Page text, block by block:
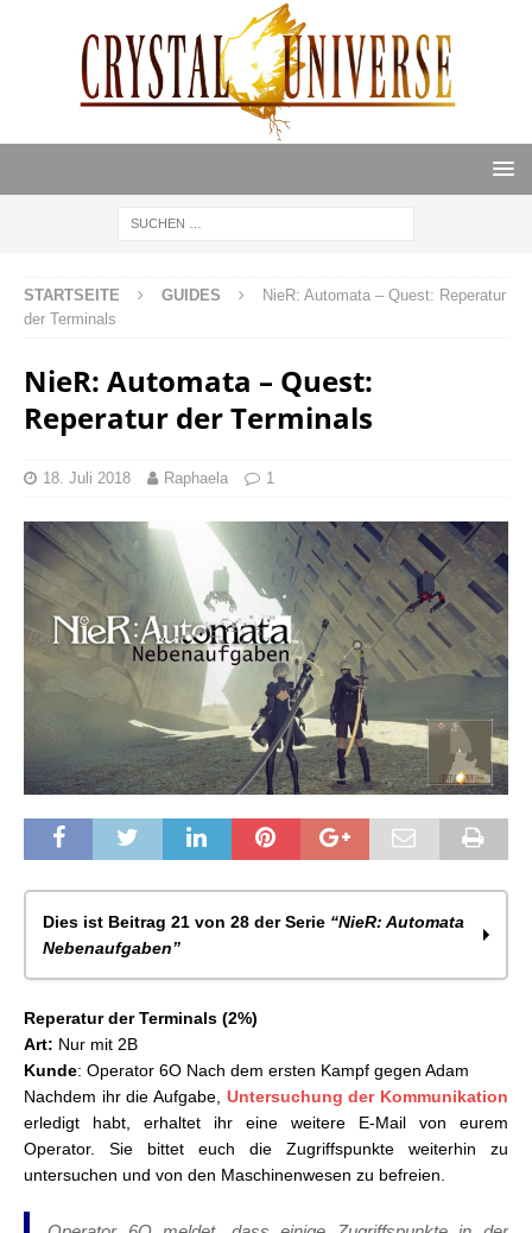
STARTSEITE GUIDES
NieR: Automata – Quest: Reperatur
der Terminals
NieR: Automata – Quest:
Reperatur der Terminals
18. Juli 2018 Raphaela 1
Dies ist Beitrag 21 von 28 der Serie “NieR: Automata
Nebenaufgaben”
NieR: Atomata – Nebenaufgaben Allgemein (Route
A)
NieR: Automata – Quest: Die Bitte des
Waffenhändlers
NieR: Automata – Quest: Die Bitte des Händlers
NieR: Automata – Quest: Verbesserung der
Kommunikation
Reperatur der Terminals (2%)
Art: Nur mit 2B
Kunde: Operator 6O Nach dem ersten Kampf gegen Adam
Nachdem ihr die Aufgabe, Untersuchung der Kommunikation
erledigt habt, erhaltet ihr eine weitere E-Mail von eurem
Operator. Sie bittet euch die Zugriffspunkte weiterhin zu
untersuchen und von den Maschinenwesen zu befreien.